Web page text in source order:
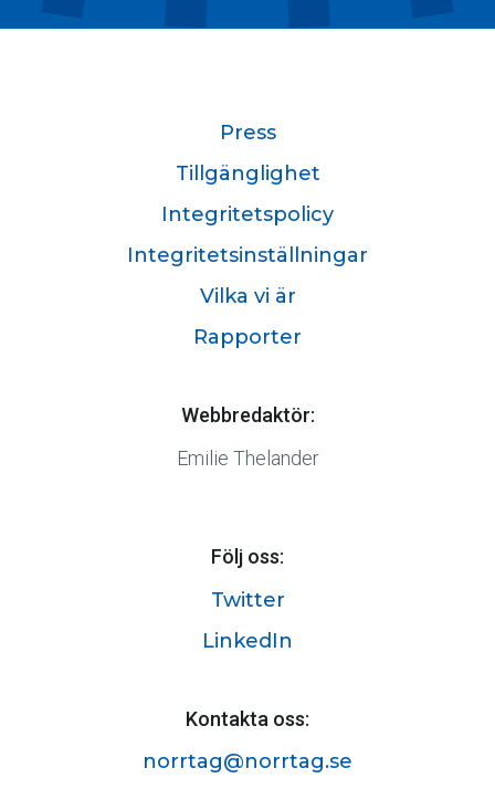
Kontakta oss:
norrtag@norrtag.se
Press
Tillgänglighet
Integritetspolicy
Integritetsinställningar
Vilka vi är
Rapporter
Webbredaktör:
Emilie Thelander
Följ oss:
Twitter
LinkedIn